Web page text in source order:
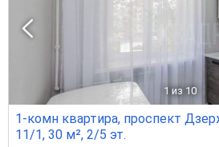
1 из 10
1-комн квартира, проспект
11/1, 30 м², 2/5 эт.